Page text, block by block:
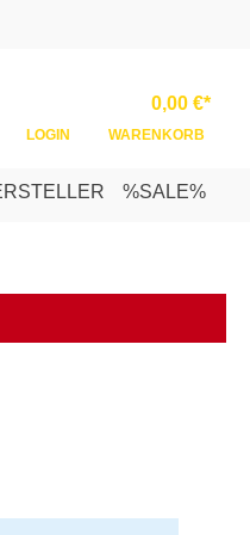
LOGIN
0,00 €*
WARENKORB
%SALE%